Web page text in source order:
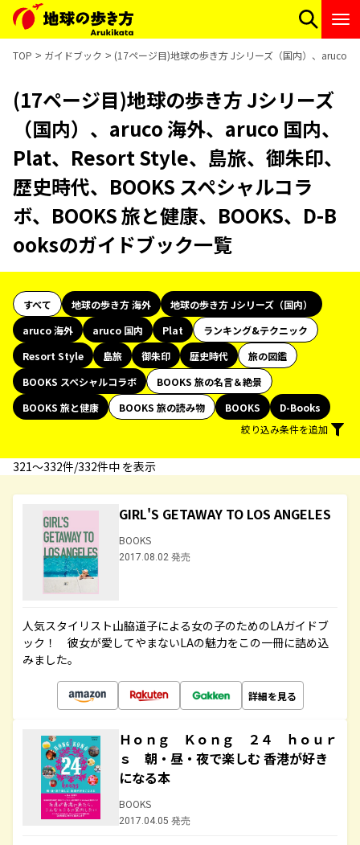
TOP ガイドブック (17ページ目)地球の歩き方 Jシリーズ（国内）、aruco
(17ページ目)地球の歩き方 Jシリーズ
（国内）、aruco 海外、aruco 国内、
Plat、Resort Style、島旅、御朱印、
歴史時代、BOOKS スペシャルコラ
ボ、BOOKS 旅と健康、BOOKS、D-B
ooksのガイドブック一覧
すべて 地球の歩き方 海外
地球の歩き方 Jシリーズ（国内）
aruco 海外
aruco 国内 Plat
ランキング&テクニック
Resort Style
島旅 御朱印 歴史時代
旅の図鑑
BOOKS スペシャルコラボ
BOOKS 旅の名言＆絶景
BOOKS 旅と健康
BOOKS 旅の読み物 BOOKS
D-Books
絞り込み条件を追加
321〜332件/332件中 を表示
GIRL'S GETAWAY TO LOS ANGELES
BOOKS
2017.08.02 発売
人気スタイリスト山脇道子による女の子のためのLAガイドブ
ック！ 彼女が愛してやまないLAの魅力をこの一冊に詰め込
みました。
詳細を見る
Ｈｏｎｇ Ｋｏｎｇ ２４ ｈｏｕｒ
ｓ 朝・昼・夜で楽しむ 香港が好き
になる本
BOOKS
2017.04.05 発売